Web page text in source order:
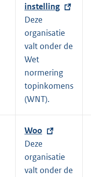
x
t
e
r
n
e
l
i
n
k
:
instelling
Deze
organisatie
valt onder de
Wet
normering
topinkomens
(WNT).
E
x
t
e
Woo
Deze
organisatie
valt onder de